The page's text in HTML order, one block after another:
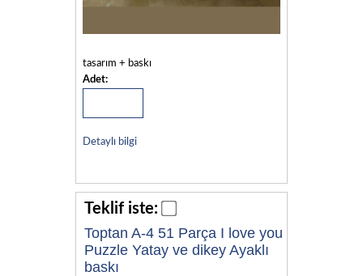
tasarım + baskı
Adet:
Detaylı bilgi
Teklif iste:
Toptan A-4 51 Parça I love you
Puzzle Yatay ve dikey Ayaklı
baskı